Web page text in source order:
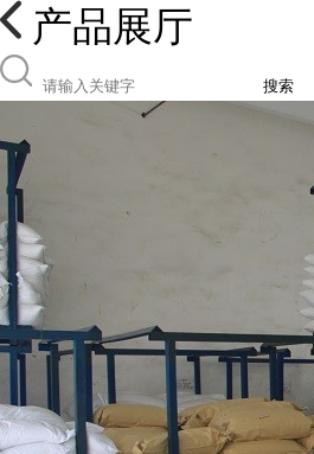
产品展厅
搜索